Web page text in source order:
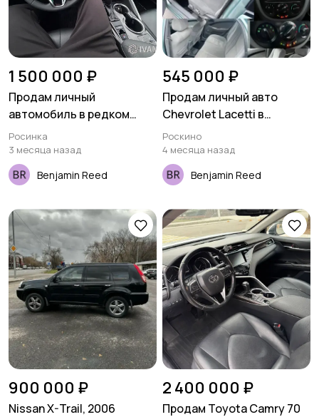
1 500 000 ₽
Продам личный
автомобиль в редком
синем цвете Toyota
Camry 70 2021 года -
Пробег 95000 км.
Росинка
3 месяца назад
Benjamin Reed
545 000 ₽
Продам личный авто
Chevrolet Lacetti в
Идеальном состоянии
Роскино
4 месяца назад
Benjamin Reed
900 000 ₽
Nissan X-Trail, 2006
2 400 000 ₽
Продам Toyota Camry 70